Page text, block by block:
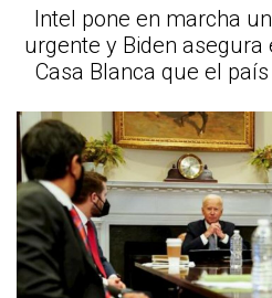
Intel pone en marcha
urgente y Biden
Casa Blanca que el